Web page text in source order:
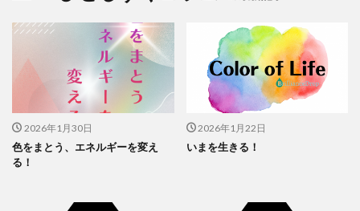
2026年1月30日
色をまとう、エネルギーを変え
る！
2026年1月22日
いまを生きる！